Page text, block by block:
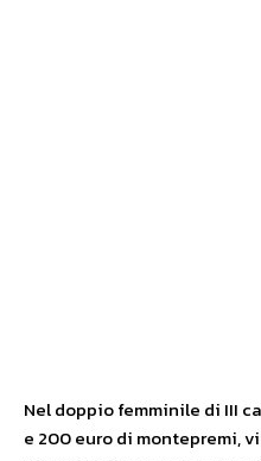
Nel doppio femminile di III
e 200 euro di montepremi,